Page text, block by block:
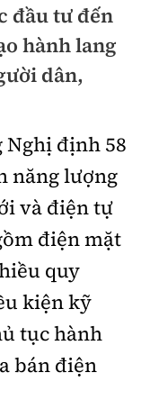
đầu tư đến
hành lang
dân,
Nghị định 58
năng lượng
và điện tự
điện mặt
quy
kiện kỹ
tục hành
bán điện